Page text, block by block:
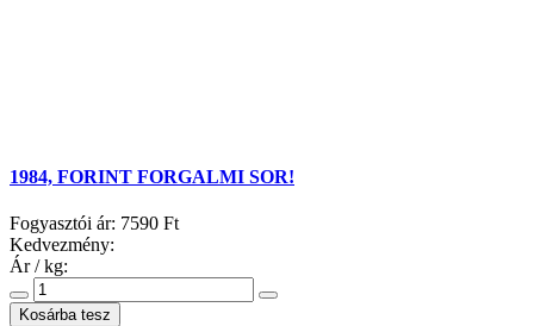
1984, FORINT FORGALMI SOR!
Fogyasztói ár: 7590 Ft
Kedvezmény:
Ár / kg: